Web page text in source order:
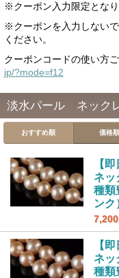
※クーポン入力限定となり
※クーポンを入力しない
ください。
クーポンコードの使い方
jp/?mode=f12
淡水パール ネック
おすすめ順 価格順
【
ネッ
種類
ンク
【
ネッ
種類